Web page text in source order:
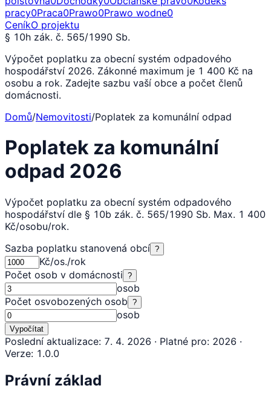
pracy0Praca0Prawo0Prawo wodne0
CeníkO projektu
§ 10h zák. č. 565/1990 Sb.
Výpočet poplatku za obecní systém odpadového
hospodářství 2026. Zákonné maximum je 1 400 Kč na
osobu a rok. Zadejte sazbu vaší obce a počet členů
domácnosti.
Domů/Nemovitosti/Poplatek za komunální odpad
Poplatek za komunální
odpad 2026
Výpočet poplatku za obecní systém odpadového
hospodářství dle § 10b zák. č. 565/1990 Sb. Max. 1 400
Kč/osobu/rok.
Sazba poplatku stanovená obcí ?
Kč/os./rok
Počet osob v domácnosti ?
osob
Počet osvobozených osob ?
osob
Vypočítat
Poslední aktualizace: 7. 4. 2026 · Platné pro: 2026 ·
Verze: 1.0.0
Právní základ